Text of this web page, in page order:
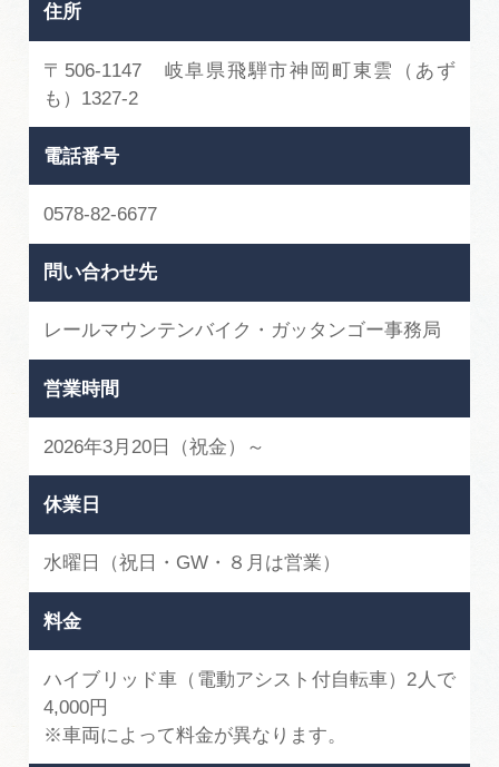
住所
〒506-1147 岐阜県飛騨市神岡町東雲（あず
も）1327-2
電話番号
0578-82-6677
問い合わせ先
レールマウンテンバイク・ガッタンゴー事務局
営業時間
2026年3月20日（祝金）～
休業日
水曜日（祝日・GW・８月は営業）
料金
ハイブリッド車（電動アシスト付自転車）2人で
4,000円
※車両によって料金が異なります。